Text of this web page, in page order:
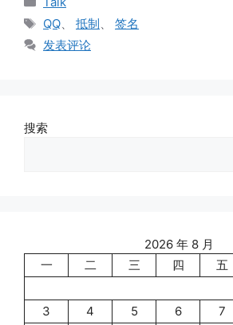
类
标
签
QQ、 抵制、 签名
发表评论
搜索
2026 年 8 月
一
二 三 四 五
3
4 5 6 7